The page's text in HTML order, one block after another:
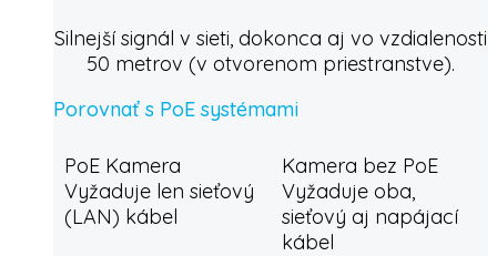
Silnejší signál v sieti, dokonca aj vo vzdialenosti
50 metrov (v otvorenom priestranstve).
Porovnať s PoE systémami
PoE Kamera
Vyžaduje len sieťový
(LAN) kábel
Kamera bez PoE
Vyžaduje oba,
sieťový aj napájací
kábel